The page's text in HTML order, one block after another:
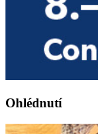
Ohlédnutí